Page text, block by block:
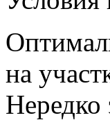
на
Нередко